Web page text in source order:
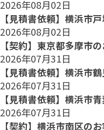
2026年08月02日
【見積書依頼】横浜市
2026年08月02日
【契約】東京都多摩市
2026年07月31日
【見積書依頼】横浜市
2026年07月31日
【見積書依頼】横浜市
2026年07月31日
【契約】横浜市南区の